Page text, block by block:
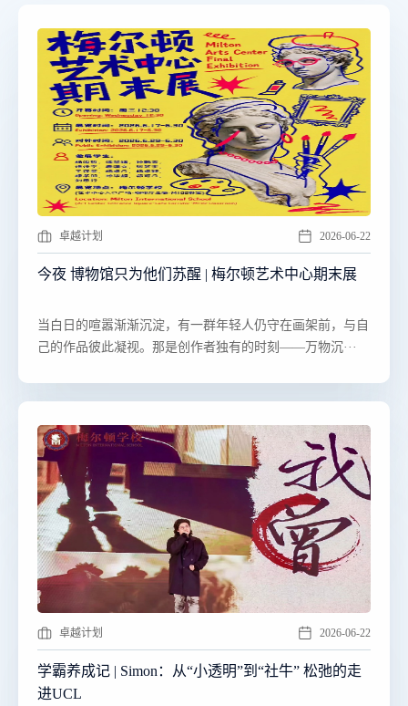
卓越计划 2026-06-22
今夜 博物馆只为他们苏醒 | 梅尔顿艺术中心期末展
​​当白日的喧嚣渐渐沉淀，有一群年轻人仍守在画架前，与自
己的作品彼此凝视。那是创作者独有的时刻——万物沉···
卓越计划 2026-06-22
学霸养成记 | Simon：从“小透明”到“社牛” 松弛的走
进UCL